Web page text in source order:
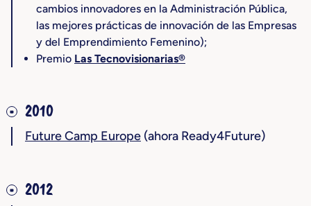
cambios innovadores en la Administración Pública,
las mejores prácticas de innovación de las Empresas
y del Emprendimiento Femenino);
Premio Las Tecnovisionarias®
2010
Future Camp Europe (ahora Ready4Future)
2012